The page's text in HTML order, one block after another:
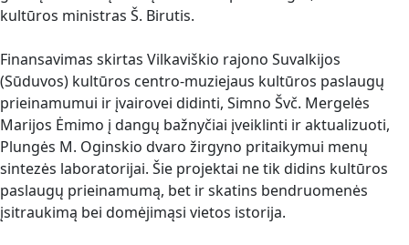
kultūros ministras Š. Birutis.
Finansavimas skirtas Vilkaviškio rajono Suvalkijos
(Sūduvos) kultūros centro-muziejaus kultūros paslaugų
prieinamumui ir įvairovei didinti, Simno Švč. Mergelės
Marijos Ėmimo į dangų bažnyčiai įveiklinti ir aktualizuoti,
Plungės M. Oginskio dvaro žirgyno pritaikymui menų
sintezės laboratorijai. Šie projektai ne tik didins kultūros
paslaugų prieinamumą, bet ir skatins bendruomenės
įsitraukimą bei domėjimąsi vietos istorija.